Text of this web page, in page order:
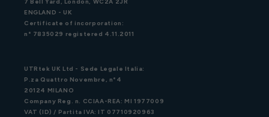
7 Bell Yard, London, WC2A 2JR
ENGLAND - UK
Certificate of incorporation:
n° 7835029 registered 4.11.2011
UTRtek UK Ltd - Sede Legale Italia:
P.za Quattro Novembre, n°4
20124 MILANO
Company Reg. n. CCIAA-REA: MI 1977009
VAT (ID) / Partita IVA: IT 07710920963